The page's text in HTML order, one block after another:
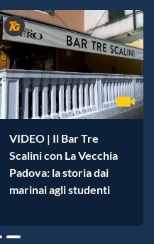
VIDEO | Il Bar Tre
Scalini con La Vecchia
Padova: la storia dai
marinai agli studenti